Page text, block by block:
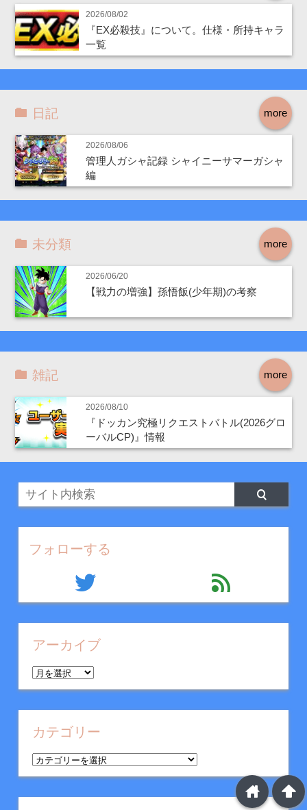
2026/08/02
『EX必殺技』について。仕様・所持キャラ
一覧
more
日記
2026/08/06
管理人ガシャ記録 シャイニーサマーガシャ
編
more
未分類
2026/06/20
【戦力の増強】孫悟飯(少年期)の考察
more
雑記
2026/08/10
『ドッカン究極リクエストバトル(2026グロ
ーバルCP)』情報
フォローする
twitter feed
アーカイブ
ア
ー
カ
イ
カテゴリー
カ
テ
ゴ
arrowup
home